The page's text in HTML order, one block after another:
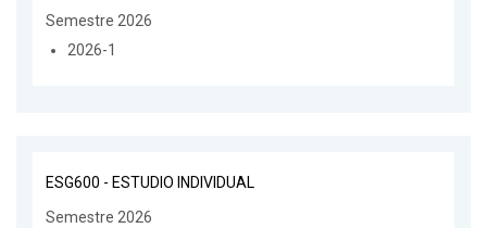
Semestre 2026
2026-1
ESG600 - ESTUDIO INDIVIDUAL
Semestre 2026